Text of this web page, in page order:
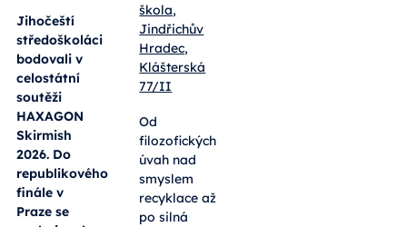
Jihočeští
středoškoláci
bodovali v
celostátní
soutěži
HAXAGON
Skirmish
2026. Do
republikového
finále v
Praze se
škola,
Jindřichův
Hradec,
Klášterská
77/II
Od
filozofických
úvah nad
smyslem
recyklace až
po silná